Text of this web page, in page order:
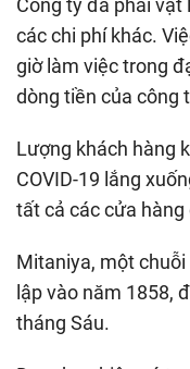
các chi phí khác.
giờ làm việc trong
dòng tiền của công
Lượng khách hàng
COVID-19 lắng
tất cả các cửa hàng
Mitaniya, một
lập vào năm 1858,
tháng Sáu.